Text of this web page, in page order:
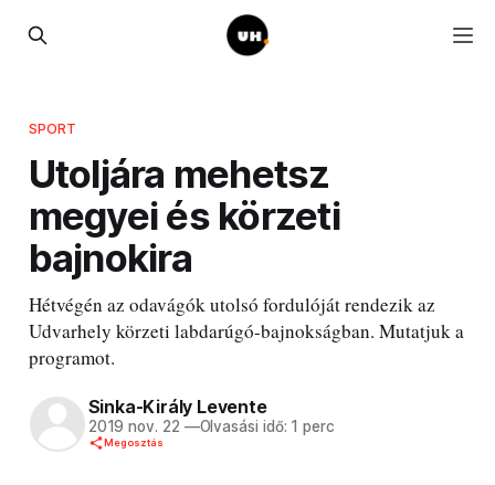
SPORT
Utoljára mehetsz
megyei és körzeti
bajnokira
Hétvégén az odavágók utolsó fordulóját rendezik az
Udvarhely körzeti labdarúgó-bajnokságban. Mutatjuk a
programot.
Sinka-Király Levente
2019 nov. 22 —Olvasási idő: 1 perc
Megosztás